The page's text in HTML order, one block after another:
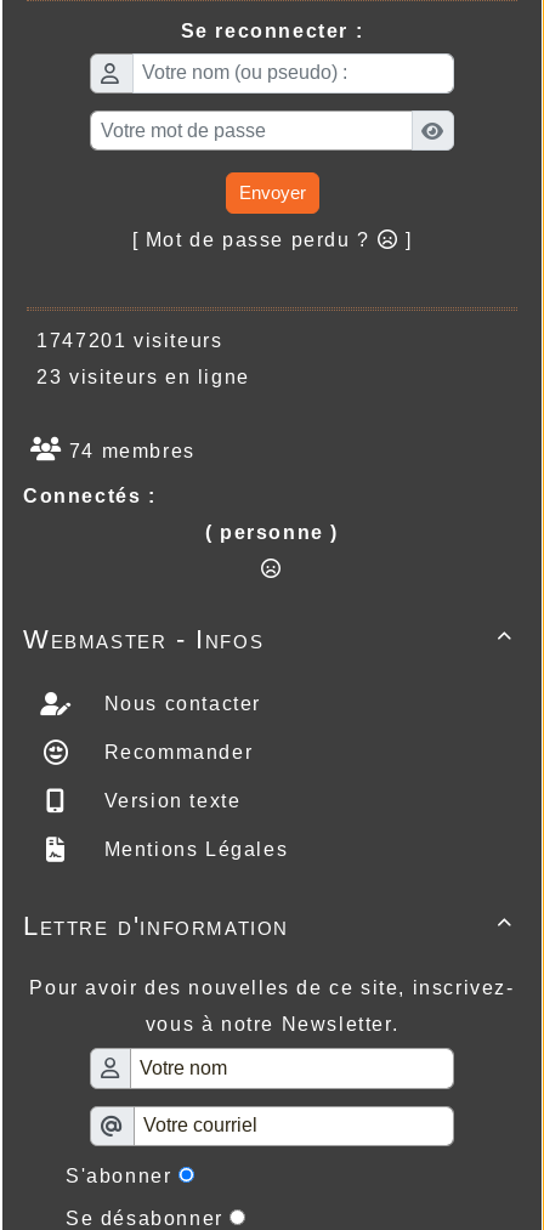
Se reconnecter :
Envoyer
[ Mot de passe perdu ? ]
1747201 visiteurs
23 visiteurs en ligne
74 membres
Connectés :
( personne )

Webmaster - Infos
Nous contacter
Recommander
Version texte
Mentions Légales

Lettre d'information
Pour avoir des nouvelles de ce site, inscrivez-
vous à notre Newsletter.
S'abonner
Se désabonner